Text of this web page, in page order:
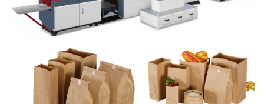
الأسئلة الشائعة